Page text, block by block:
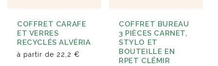
COFFRET CARAFE
ET VERRES
RECYCLÉS ALVÉRIA
à partir de 22,2 €
COFFRET BUREAU
3 PIÈCES CARNET,
STYLO ET
BOUTEILLE EN
RPET CLÉMIR